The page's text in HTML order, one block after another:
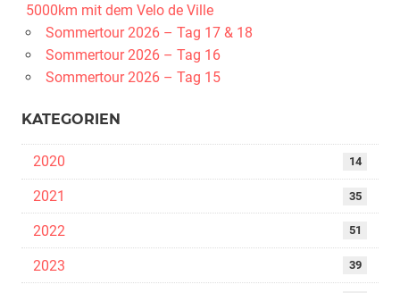
5000km mit dem Velo de Ville
Sommertour 2026 – Tag 17 & 18
Sommertour 2026 – Tag 16
Sommertour 2026 – Tag 15
KATEGORIEN
2020 14
2021 35
2022 51
2023 39